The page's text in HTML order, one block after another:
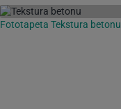
Fototapeta Tekstura betonu